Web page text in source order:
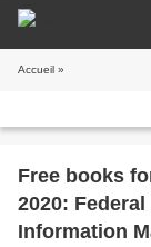
Accueil »
Free books
2020:
Information